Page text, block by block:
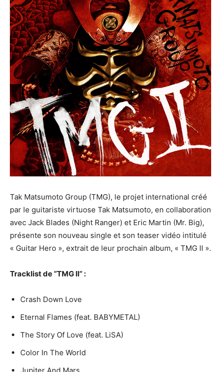
Tak Matsumoto Group (TMG), le projet international créé
par le guitariste virtuose Tak Matsumoto, en collaboration
avec Jack Blades (Night Ranger) et Eric Martin (Mr. Big),
présente son nouveau single et son teaser vidéo intitulé
« Guitar Hero », extrait de leur prochain album, « TMG II ».
Tracklist de “TMG II” :
Crash Down Love
Eternal Flames (feat. BABYMETAL)
The Story Of Love (feat. LiSA)
Color In The World